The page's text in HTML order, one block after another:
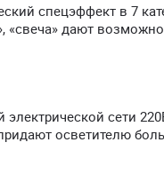
спецэффект в 7
«свеча» дают
сети
осветителю